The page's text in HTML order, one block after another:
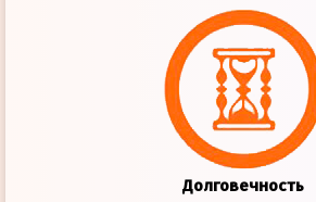
Долговечность